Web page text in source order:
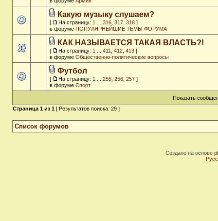
Какую музыку слушаем?
[ На страницу: 1 316 317 318 ]
в форуме ПОПУЛЯРНЕЙШИЕ ТЕМЫ ФОРУМА
КАК НАЗЫВАЕТСЯ ТАКАЯ ВЛАСТЬ?!
[ На страницу: 1 411 412 413 ]
в форуме Общественно-политические вопросы
Футбол
[ На страницу: 1 255 256 257 ]
в форуме Спорт
Показать
Страница 1 из 1 [ Результатов поиска: 29 ]
Список форумов
Создано на основе